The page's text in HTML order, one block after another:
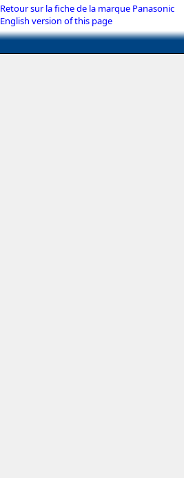
Retour sur la fiche de la marque Panasonic
English version of this page